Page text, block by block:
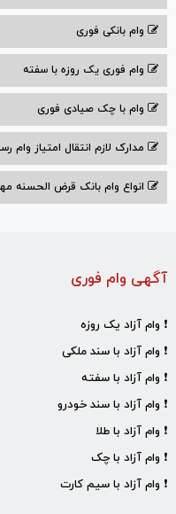
وام بانکی فوری
وام فوری یک روزه با سفته
وام با‌ چک صیادی‌ فوری
مدارک لازم انتقال امتیاز وام
انواع وام بانک قرض الحسنه مهر
آگهی وام فوری
❗ وام آزاد یک روزه
❗ وام آزاد با سند ملکی
❗ وام آزاد با سفته
❗ وام آزاد با سند خودرو
❗ وام آزاد با طلا
❗ وام آزاد با چک
❗ وام آزاد با سیم کارت